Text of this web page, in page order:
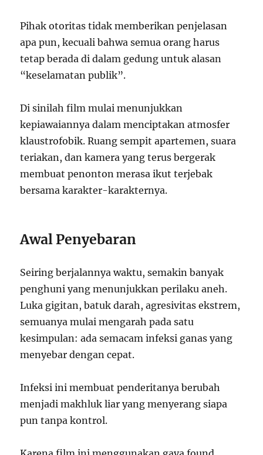
Pihak otoritas tidak memberikan penjelasan
apa pun, kecuali bahwa semua orang harus
tetap berada di dalam gedung untuk alasan
“keselamatan publik”.
Di sinilah film mulai menunjukkan
kepiawaiannya dalam menciptakan atmosfer
klaustrofobik. Ruang sempit apartemen, suara
teriakan, dan kamera yang terus bergerak
membuat penonton merasa ikut terjebak
bersama karakter-karakternya.
Awal Penyebaran
Seiring berjalannya waktu, semakin banyak
penghuni yang menunjukkan perilaku aneh.
Luka gigitan, batuk darah, agresivitas ekstrem,
semuanya mulai mengarah pada satu
kesimpulan: ada semacam infeksi ganas yang
menyebar dengan cepat.
Infeksi ini membuat penderitanya berubah
menjadi makhluk liar yang menyerang siapa
pun tanpa kontrol.